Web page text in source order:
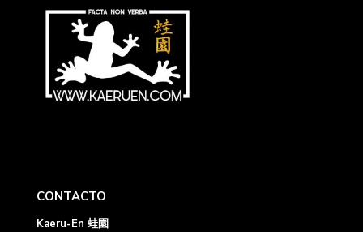
CONTACTO
Kaeru-En 蛙園